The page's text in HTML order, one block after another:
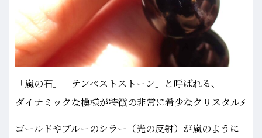
「嵐の石」「テンペストストーン」と呼ばれる、
ダイナミックな模様が特徴の非常に希少なクリスタル⚡
ゴールドやブルーのシラー（光の反射）が嵐のように